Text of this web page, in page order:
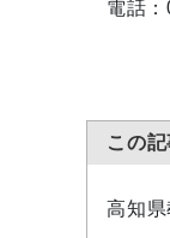
電話：
この
高知